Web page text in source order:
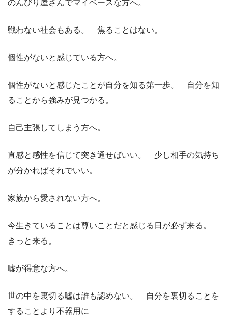
のんびり屋さんでマイペースな方へ。
戦わない社会もある。 焦ることはない。
個性がないと感じている方へ。
個性がないと感じたことが自分を知る第一歩。 自分を知
ることから強みが見つかる。
自己主張してしまう方へ。
直感と感性を信じて突き通せばいい。 少し相手の気持ち
が分かればそれでいい。
家族から愛されない方へ。
今生きていることは尊いことだと感じる日が必ず来る。
きっと来る。
嘘が得意な方へ。
世の中を裏切る嘘は誰も認めない。 自分を裏切ることを
することより不器用に